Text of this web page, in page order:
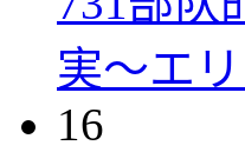
実～エ
16